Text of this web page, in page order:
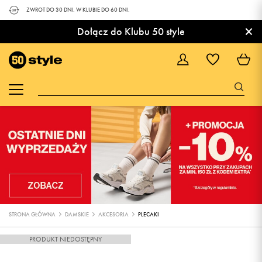
ZWROT DO 30 DNI. W KLUBIE DO 60 DNI.
Dołącz do Klubu 50 style ×
STRONA GŁÓWNA DAMSKIE AKCESORIA PLECAKI
PRODUKT NIEDOSTĘPNY